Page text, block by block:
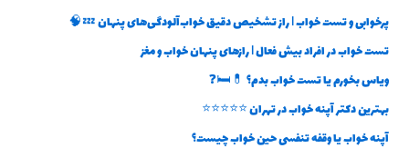
پرخوابی و تست خواب | راز تشخیص دقیق خواب‌آلودگی‌های پنهان 💤🧠
تست خواب در افراد بیش فعال | رازهای پنهان خواب و مغز
ویاس بخورم یا تست خواب بدم؟ 💊🛏️❓
بهترین دکتر آپنه خواب در تهران ⭐⭐⭐⭐⭐
آپنه خواب یا وقفه تنفسی حین خواب چیست؟